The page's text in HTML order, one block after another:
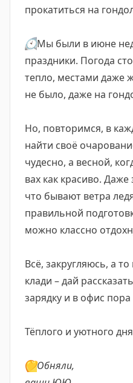
прокатиться на
🕙Мы были в июне
праздники. Погода
тепло, местами даже
не было, даже на
Но, повторимся, в
найти своё
чудесно, а весной,
вах как красиво.
что бывают ветра
правильной
можно классно
Всё, закругляюсь, а
клади – дай
зарядку и в офис
Тёплого и уютного
💛Обняли,